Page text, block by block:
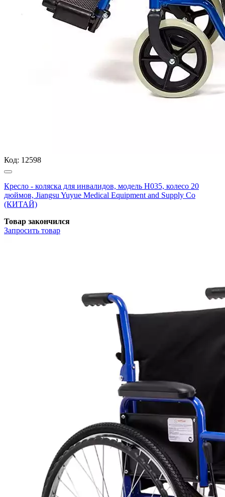
Код: 12598
Кресло - коляска для инвалидов, модель H035, колесо 20
дюймов, Jiangsu Yuyue Medical Equipment and Supply Co
(КИТАЙ)
Товар закончился
Запросить товар